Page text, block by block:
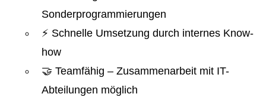
Sonderprogrammierungen
⚡ Schnelle Umsetzung durch internes Know-
how
🤝 Teamfähig – Zusammenarbeit mit IT-
Abteilungen möglich